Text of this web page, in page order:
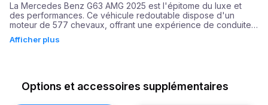
Dépôt de garantie 5,000.00 €
La Mercedes Benz G63 AMG 2025 est l'épitome du luxe et
des performances. Ce véhicule redoutable dispose d'un
moteur de 577 chevaux, offrant une expérience de conduite
km/h en seulement 4,5 secondes, ce moteur puissant est
Lorsque vous explorez les attractions culturelles de Nice, le
G63 AMG n'est pas seulement un moyen de transport mais une
Afficher plus
Options et accessoires supplémentaires